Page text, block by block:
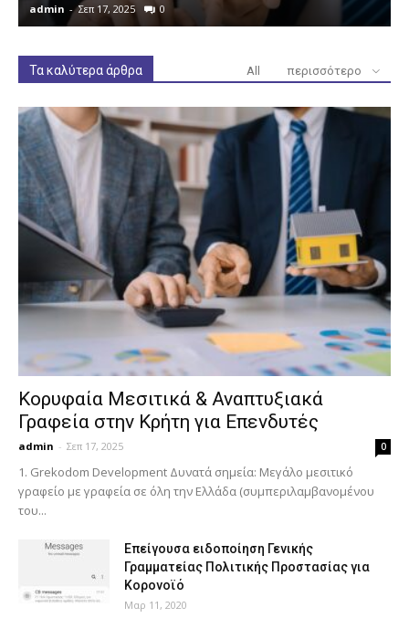
admin - Σεπ 17, 2025 0
Τα καλύτερα άρθρα All περισσότερο
Κορυφαία Μεσιτικά & Αναπτυξιακά
Γραφεία στην Κρήτη για Επενδυτές
admin - Σεπ 17, 2025 0
1. Grekodom Development Δυνατά σημεία: Μεγάλο μεσιτικό
γραφείο με γραφεία σε όλη την Ελλάδα (συμπεριλαμβανομένου
του...
Επείγουσα ειδοποίηση Γενικής
Γραμματείας Πολιτικής Προστασίας για
Κορονοϊό
Μαρ 11, 2020